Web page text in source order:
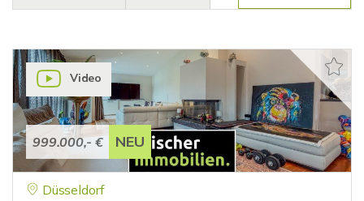
999.000,- € NEU
Video
Düsseldorf